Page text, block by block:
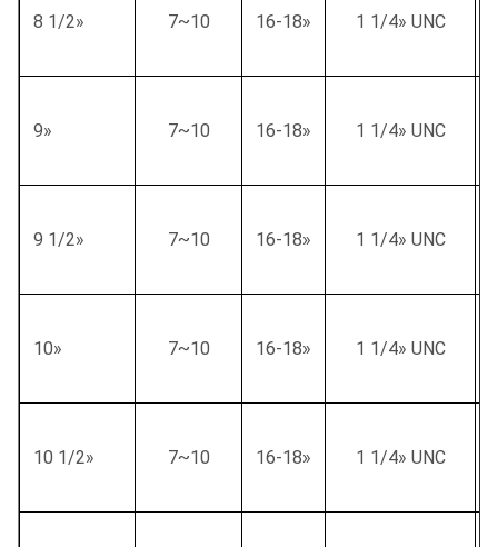
8 1/2» 7~10 16-18» 1 1/4» UNC
9» 7~10 16-18» 1 1/4» UNC
9 1/2» 7~10 16-18» 1 1/4» UNC
10» 7~10 16-18» 1 1/4» UNC
10 1/2» 7~10 16-18» 1 1/4» UNC